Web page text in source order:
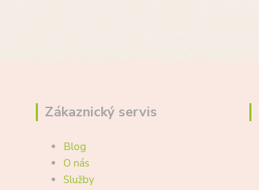
Zákaznický servis
Blog
O nás
Služby